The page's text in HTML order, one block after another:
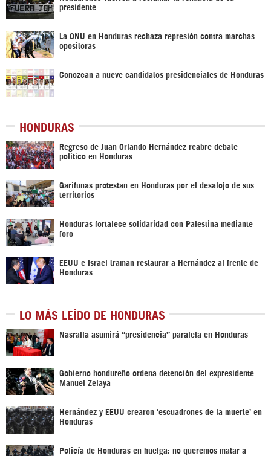
presidente
La ONU en Honduras rechaza represión contra marchas
opositoras
Conozcan a nueve candidatos presidenciales de Honduras
HONDURAS
Regreso de Juan Orlando Hernández reabre debate
político en Honduras
Garífunas protestan en Honduras por el desalojo de sus
territorios
Honduras fortalece solidaridad con Palestina mediante
foro
EEUU e Israel traman restaurar a Hernández al frente de
Honduras
LO MÁS LEÍDO DE HONDURAS
Nasralla asumirá “presidencia” paralela en Honduras
Gobierno hondureño ordena detención del expresidente
Manuel Zelaya
Hernández y EEUU crearon ‘escuadrones de la muerte’ en
Honduras
Policía de Honduras en huelga: no queremos matar a